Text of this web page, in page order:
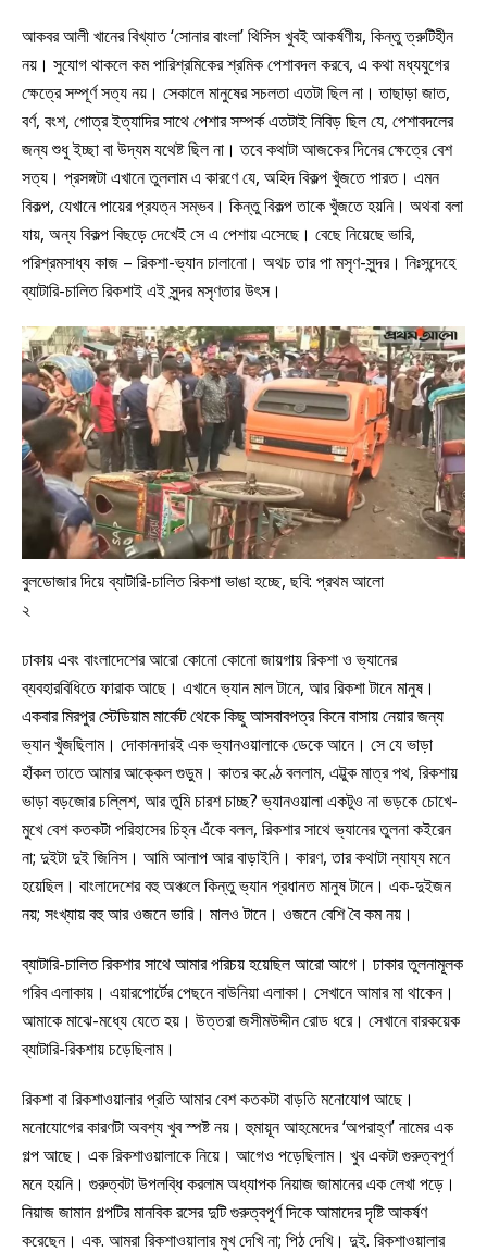
আকবর আলী খানের বিখ্যাত ‘সোনার বাংলা’ থিসিস খুবই আকর্ষণীয়, কিন্তু ত্রুটিহীন
নয়। সুযোগ থাকলে কম পারিশ্রমিকের শ্রমিক পেশাবদল করবে, এ কথা মধ্যযুগের
ক্ষেত্রে সম্পূর্ণ সত্য নয়। সেকালে মানুষের সচলতা এতটা ছিল না। তাছাড়া জাত,
বর্ণ, বংশ, গোত্র ইত্যাদির সাথে পেশার সম্পর্ক এতটাই নিবিড় ছিল যে, পেশাবদলের
জন্য শুধু ইচ্ছা বা উদ্যম যথেষ্ট ছিল না। তবে কথাটা আজকের দিনের ক্ষেত্রে বেশ
সত্য। প্রসঙ্গটা এখানে তুললাম এ কারণে যে, অহিদ বিকল্প খুঁজতে পারত। এমন
বিকল্প, যেখানে পায়ের প্রযত্ন সম্ভব। কিন্তু বিকল্প তাকে খুঁজতে হয়নি। অথবা বলা
যায়, অন্য বিকল্প বিছড়ে দেখেই সে এ পেশায় এসেছে। বেছে নিয়েছে ভারি,
পরিশ্রমসাধ্য কাজ – রিকশা-ভ্যান চালানো। অথচ তার পা মসৃণ-সুন্দর। নিঃসন্দেহে
ব্যাটারি-চালিত রিকশাই এই সুন্দর মসৃণতার উৎস।
বুলডোজার দিয়ে ব্যাটারি-চালিত রিকশা ভাঙা হচ্ছে, ছবি: প্রথম আলো
২
ঢাকায় এবং বাংলাদেশের আরো কোনো কোনো জায়গায় রিকশা ও ভ্যানের
ব্যবহারবিধিতে ফারাক আছে। এখানে ভ্যান মাল টানে, আর রিকশা টানে মানুষ।
একবার মিরপুর স্টেডিয়াম মার্কেট থেকে কিছু আসবাবপত্র কিনে বাসায় নেয়ার জন্য
ভ্যান খুঁজছিলাম। দোকানদারই এক ভ্যানওয়ালাকে ডেকে আনে। সে যে ভাড়া
হাঁকল তাতে আমার আক্কেল গুড়ুম। কাতর কণ্ঠে বললাম, এট্টুক মাত্র পথ, রিকশায়
ভাড়া বড়জোর চল্লিশ, আর তুমি চারশ চাচ্ছ? ভ্যানওয়ালা একটুও না ভড়কে চোখে-
মুখে বেশ কতকটা পরিহাসের চিহ্ন এঁকে বলল, রিকশার সাথে ভ্যানের তুলনা কইরেন
না; দুইটা দুই জিনিস। আমি আলাপ আর বাড়াইনি। কারণ, তার কথাটা ন্যায্য মনে
হয়েছিল। বাংলাদেশের বহু অঞ্চলে কিন্তু ভ্যান প্রধানত মানুষ টানে। এক-দুইজন
নয়; সংখ্যায় বহু আর ওজনে ভারি। মালও টানে। ওজনে বেশি বৈ কম নয়।
ব্যাটারি-চালিত রিকশার সাথে আমার পরিচয় হয়েছিল আরো আগে। ঢাকার তুলনামূলক
গরিব এলাকায়। এয়ারপোর্টের পেছনে বাউনিয়া এলাকা। সেখানে আমার মা থাকেন।
আমাকে মাঝে-মধ্যে যেতে হয়। উত্তরা জসীমউদ্দীন রোড ধরে। সেখানে বারকয়েক
ব্যাটারি-রিকশায় চড়েছিলাম।
রিকশা বা রিকশাওয়ালার প্রতি আমার বেশ কতকটা বাড়তি মনোযোগ আছে।
মনোযোগের কারণটা অবশ্য খুব স্পষ্ট নয়। হুমায়ূন আহমেদের ‘অপরাহ্ণ’ নামের এক
গল্প আছে। এক রিকশাওয়ালাকে নিয়ে। আগেও পড়েছিলাম। খুব একটা গুরুত্বপূর্ণ
মনে হয়নি। গুরুত্বটা উপলব্ধি করলাম অধ্যাপক নিয়াজ জামানের এক লেখা পড়ে।
নিয়াজ জামান গল্পটির মানবিক রসের দুটি গুরুত্বপূর্ণ দিকে আমাদের দৃষ্টি আকর্ষণ
করেছেন। এক. আমরা রিকশাওয়ালার মুখ দেখি না; পিঠ দেখি। দুই. রিকশাওয়ালার